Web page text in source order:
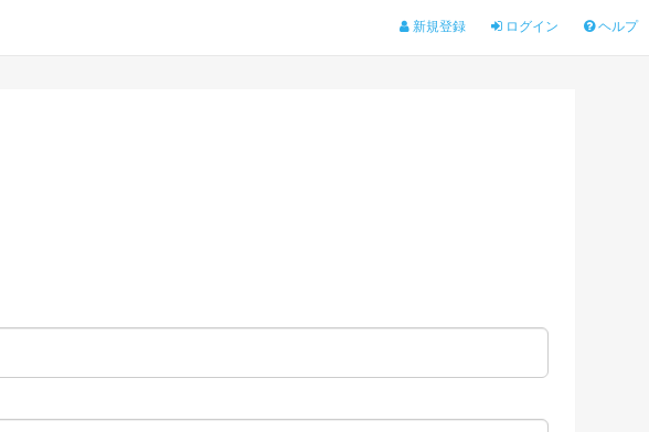
新規登録 ログイン ヘルプ